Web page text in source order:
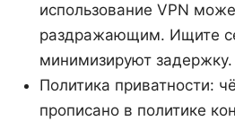
использование VPN
раздражающим. Ищите
минимизируют задержку.
Политика приватности:
прописано в политике